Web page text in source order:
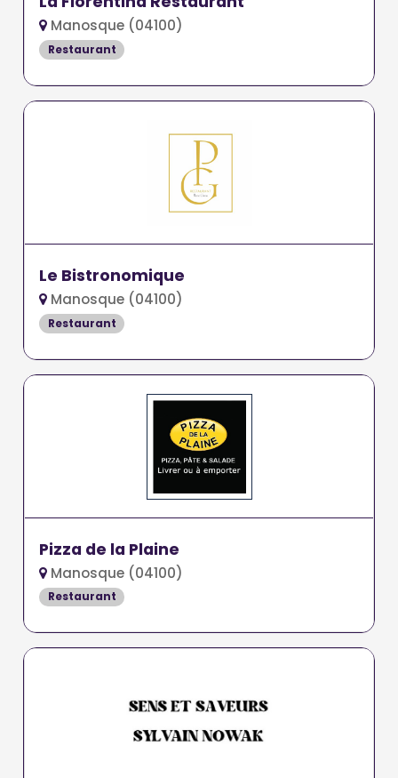
Manosque (04100)
Restaurant
Le Bistronomique
Manosque (04100)
Restaurant
Pizza de la Plaine
Manosque (04100)
Restaurant